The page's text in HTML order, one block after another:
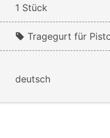
1 Stück
Tragegurt für
deutsch